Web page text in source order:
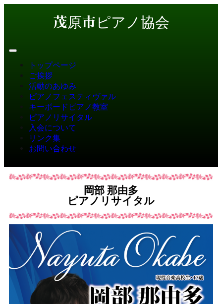
茂原市ピアノ協会
トップページ
ご挨拶
活動のあゆみ
ピアノフェスティヴァル
キーボードピアノ教室
ピアノリサイタル
入会について
リンク集
お問い合わせ
岡部 那由多
ピアノリサイタル